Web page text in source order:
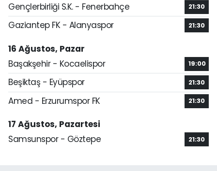
Gençlerbirliği S.K. - Fenerbahçe 21:30
Gaziantep FK - Alanyaspor 21:30
16 Ağustos, Pazar
Başakşehir - Kocaelispor
19:00
Beşiktaş - Eyüpspor 21:30
Amed - Erzurumspor FK 21:30
17 Ağustos, Pazartesi
Samsunspor - Göztepe
21:30